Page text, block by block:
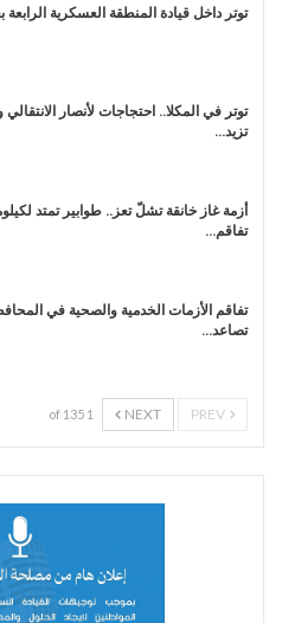
توتر داخل قيادة المنطقة العسكرية
توتر في المكلا.. احتجاجات لأنصار الانتقالي
تزيد…
أزمة غاز خانقة تشلّ تعز.. طوابير تمتد
تفاقم…
تفاقم الأزمات الخدمية والصحية في
تصاعد…
NEXT
1 of 135